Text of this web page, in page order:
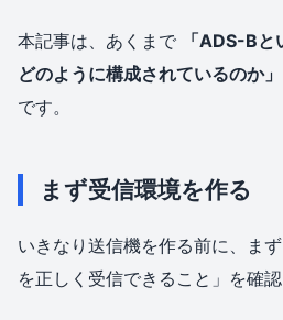
本記事は、あくまで
「ADS-B
どのように構成されているのか」
です。
まず受信環境を作る
いきなり送信機を作る前に、ま
を正しく受信できること」を確認